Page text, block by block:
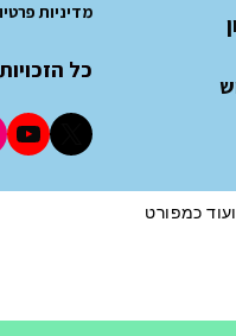
מדיניות
כל